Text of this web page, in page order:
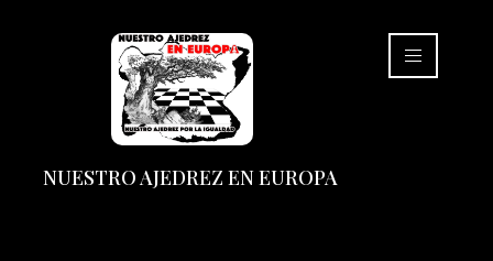
NUESTRO AJEDREZ EN EUROPA